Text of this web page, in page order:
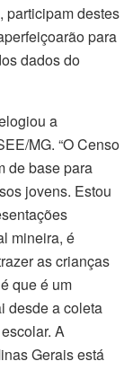
participam destes
para
dados do
a
MG. “O Censo
de base para
jovens. Estou
mineira, é
as crianças
que é um
desde a coleta
A
Gerais está